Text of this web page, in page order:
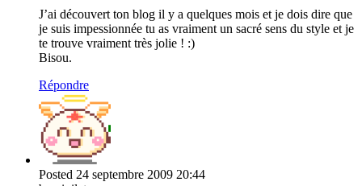
J’ai découvert ton blog il y a quelques mois et je dois dire que
je suis impessionnée tu as vraiment un sacré sens du style et je
te trouve vraiment très jolie ! :)
Bisou.
Répondre
Posted 24 septembre 2009 20:44